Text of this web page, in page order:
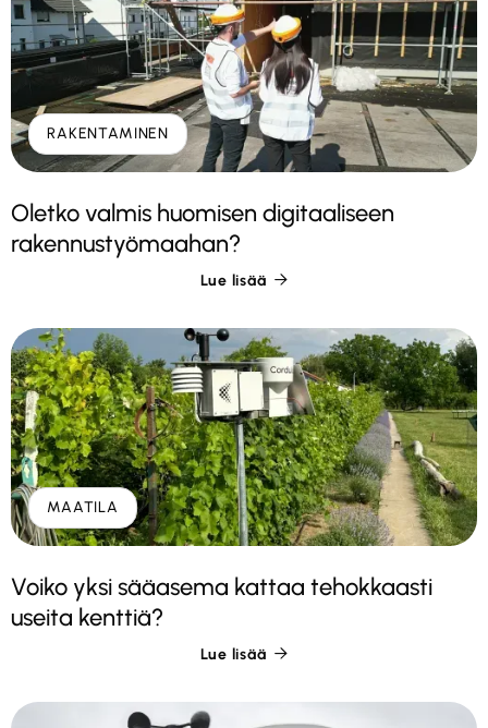
RAKENTAMINEN
Oletko valmis huomisen digitaaliseen
rakennustyömaahan?
Lue lisää 
MAATILA
Voiko yksi sääasema kattaa tehokkaasti
useita kenttiä?
Lue lisää 